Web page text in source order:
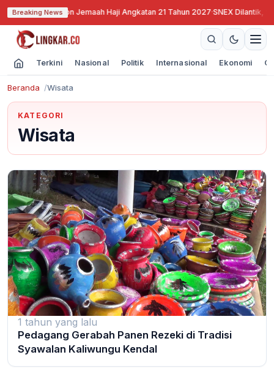
Breaking News
Calon Jemaah Haji Angkatan 21 Tahun 2027·SNEX Dilantik, Siap All Out
Terkini Nasional Politik Internasional Ekonomi
Beranda Wisata
KATEGORI
Wisata
1 tahun yang lalu
Pedagang Gerabah Panen Rezeki di Tradisi
Syawalan Kaliwungu Kendal